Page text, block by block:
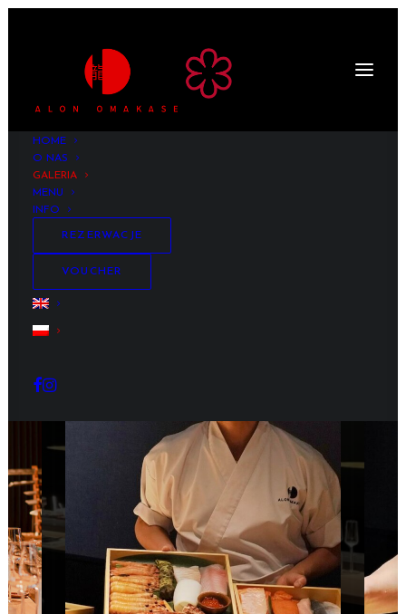
HOME
O NAS
GALERIA
MENU
INFO
REZERWACJE
VOUCHER